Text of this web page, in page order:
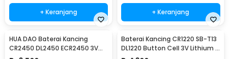
+ Keranjang + Keranjang
HUA DAO Baterai Kancing
CR2450 DL2450 ECR2450 3V
Lithium 1 PCS
Baterai Kancing CR1220 SB-T13
DL1220 Button Cell 3V Lithium 1
PCS